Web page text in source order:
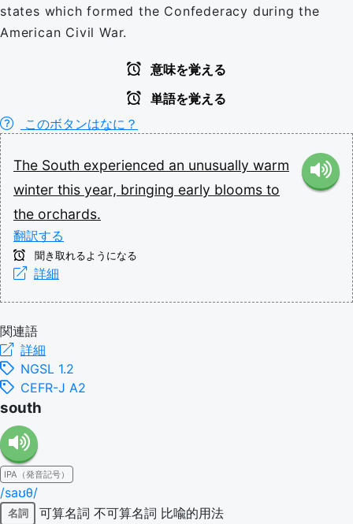
states which formed the Confederacy during the
American Civil War.
意味を覚える
単語を覚える
このボタンはなに？
The South experienced an unusually warm
winter this year, bringing early blooms to
the orchards.
翻訳する
聞き取れるようになる
詳細
関連語
詳細
NGSL 1.2
CEFR-J A2
south
IPA（発音記号）
/saʊθ/
名詞 可算名詞 不可算名詞 比喩的用法